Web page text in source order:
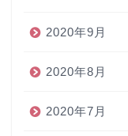
2020年9月
2020年8月
2020年7月